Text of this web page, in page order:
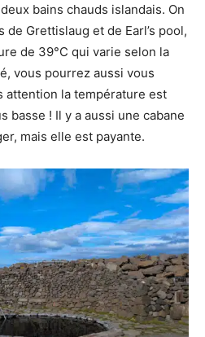
bains chauds islandais. On
Grettislaug et de Earl’s pool,
de 39°C qui varie selon la
vous pourrez aussi vous
attention la température est
basse ! Il y a aussi une cabane
mais elle est payante.